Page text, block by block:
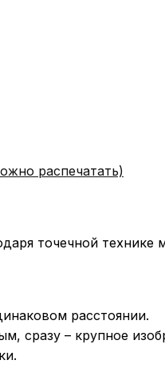
распечатать)
точечной
расстоянии.
сразу – крупное